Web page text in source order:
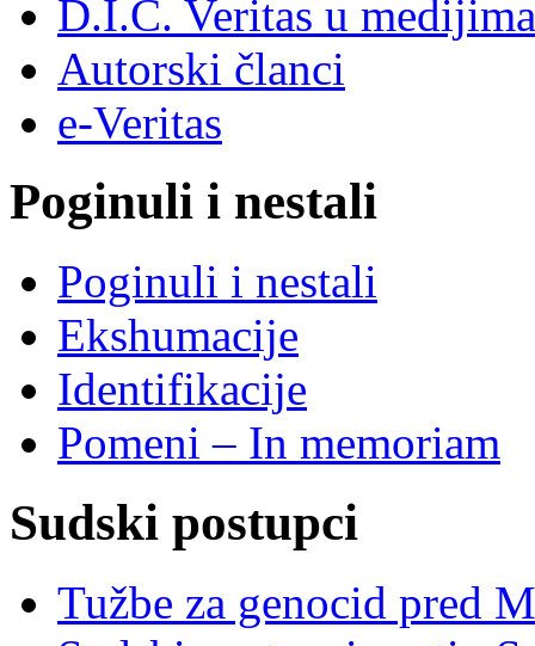
D.I.C. Veritas u medijima
Autorski članci
e-Veritas
Poginuli i nestali
Poginuli i nestali
Ekshumacije
Identifikacije
Pomeni – In memoriam
Sudski postupci
Tužbe za genocid pred